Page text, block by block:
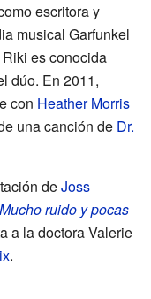
escritora y
musical Garfunkel
es conocida
dúo. En 2011,
con Heather Morris
una canción de Dr.
deJoss
Mucho ruido y pocas
a la doctora Valerie
.